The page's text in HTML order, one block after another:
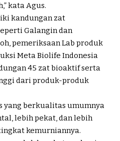
kata Agus.
kandungan zat
Galangin dan
pemeriksaan Lab produk
Meta Biolife Indonesia
45 zat bioaktif serta
dari produk-produk
yang berkualitas umumnya
lebih pekat, dan lebih
kemurniannya.